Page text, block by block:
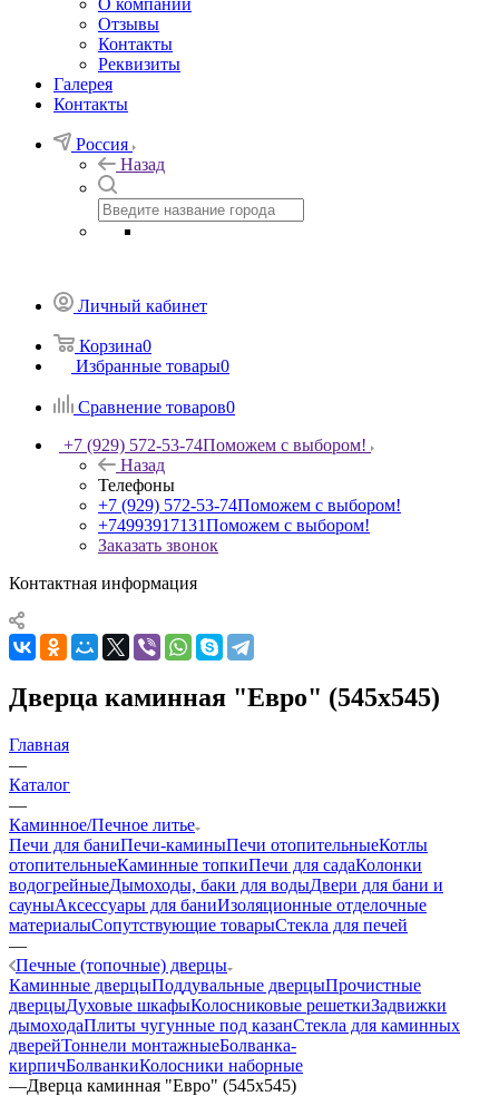
О компании
Отзывы
Контакты
Реквизиты
Галерея
Контакты
Россия
Назад
Личный кабинет
Корзина0
Избранные товары0
Сравнение товаров0
+7 (929) 572-53-74Поможем с выбором!
Назад
Телефоны
+7 (929) 572-53-74Поможем с выбором!
+74993917131Поможем с выбором!
Заказать звонок
Контактная информация
Дверца каминная "Евро" (545х545)
Главная
—
Каталог
—
Каминное/Печное литье
Печи для баниПечи-каминыПечи отопительныеКотлы
отопительныеКаминные топкиПечи для садаКолонки
водогрейныеДымоходы, баки для водыДвери для бани и
сауныАксессуары для баниИзоляционные отделочные
материалыСопутствующие товарыСтекла для печей
—
Печные (топочные) дверцы
Каминные дверцыПоддувальные дверцыПрочистные
дверцыДуховые шкафыКолосниковые решеткиЗадвижки
дымоходаПлиты чугунные под казанСтекла для каминных
дверейТоннели монтажныеБолванка-
кирпичБолванкиКолосники наборные
—Дверца каминная "Евро" (545х545)